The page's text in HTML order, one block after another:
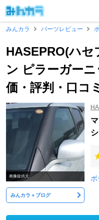
みんカラ
パーツレビュー
HASEPRO(ハ
ン ピラーガー
価・評判・口コミ
画像提供元
みんカラ＋ブログ